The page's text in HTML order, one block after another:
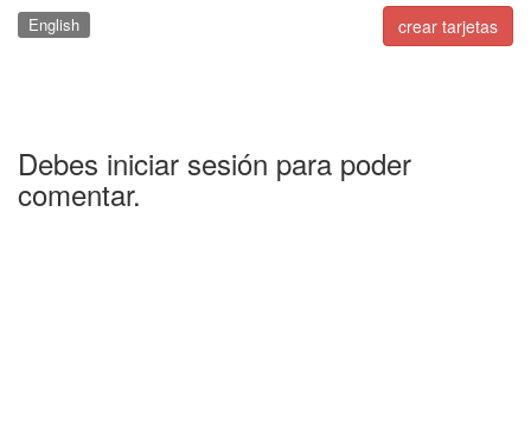
crear tarjetas
English
Debes iniciar sesión para poder
comentar.